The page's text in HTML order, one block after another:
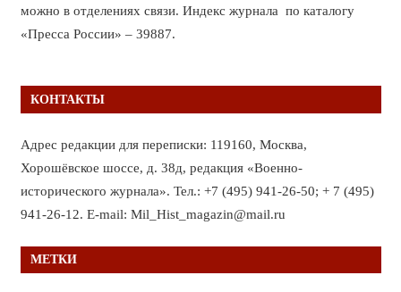
можно в отделениях связи. Индекс журнала по каталогу
«Пресса России» – 39887.
КОНТАКТЫ
Адрес редакции для переписки: 119160, Москва,
Хорошёвское шоссе, д. 38д, редакция «Военно-
исторического журнала». Тел.: +7 (495) 941-26-50; + 7 (495)
941-26-12. E-mail: Mil_Hist_magazin@mail.ru
МЕТКИ